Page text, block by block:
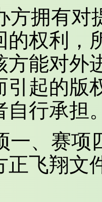
方拥有对
的权利，
方能对外
引起的版
自行承担
一、赛
飞翔文